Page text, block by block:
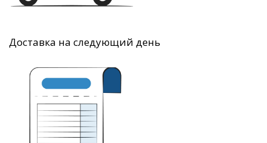
Доставка на следующий день